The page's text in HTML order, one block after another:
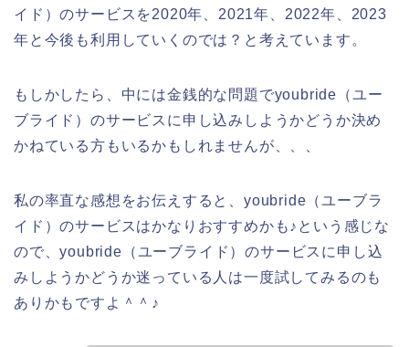
イド）のサービスを2020年、2021年、2022年、2023
年と今後も利用していくのでは？と考えています。
もしかしたら、中には金銭的な問題でyoubride（ユー
ブライド）のサービスに申し込みしようかどうか決め
かねている方もいるかもしれませんが、、、
私の率直な感想をお伝えすると、youbride（ユーブラ
イド）のサービスはかなりおすすめかも♪という感じな
ので、youbride（ユーブライド）のサービスに申し込
みしようかどうか迷っている人は一度試してみるのも
ありかもですよ＾＾♪